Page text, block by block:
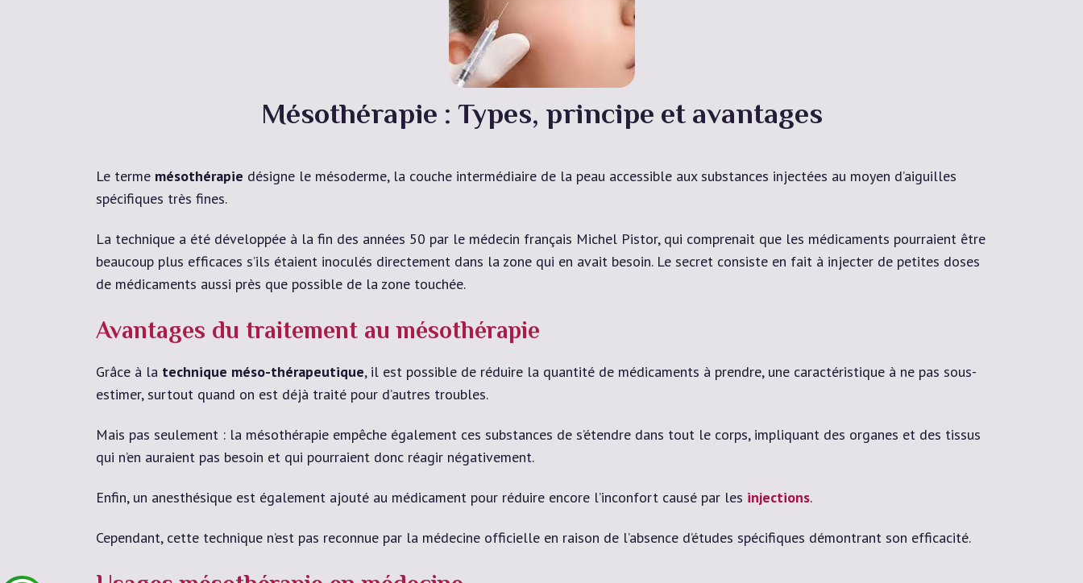
Mésothérapie : Types, principe et avantages
Le terme mésothérapie désigne le mésoderme, la couche intermédiaire de la peau accessible aux substances injectées au moyen d’aiguilles
spécifiques très fines.
La technique a été développée à la fin des années 50 par le médecin français Michel Pistor, qui comprenait que les médicaments pourraient être
beaucoup plus efficaces s’ils étaient inoculés directement dans la zone qui en avait besoin. Le secret consiste en fait à injecter de petites doses
de médicaments aussi près que possible de la zone touchée.
Avantages du traitement au mésothérapie
Grâce à la technique méso-thérapeutique, il est possible de réduire la quantité de médicaments à prendre, une caractéristique à ne pas sous-
estimer, surtout quand on est déjà traité pour d’autres troubles.
Mais pas seulement : la mésothérapie empêche également ces substances de s’étendre dans tout le corps, impliquant des organes et des tissus
qui n’en auraient pas besoin et qui pourraient donc réagir négativement.
Enfin, un anesthésique est également ajouté au médicament pour réduire encore l’inconfort causé par les injections.
Cependant, cette technique n’est pas reconnue par la médecine officielle en raison de l’absence d’études spécifiques démontrant son efficacité.